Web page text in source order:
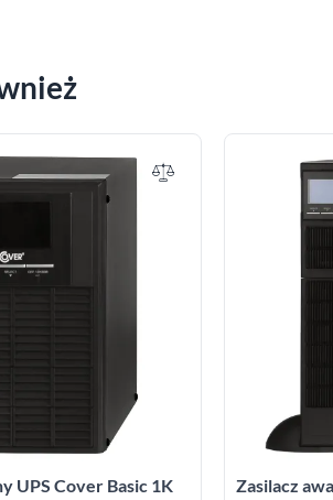
UPS Cover Basic 1K
Zasilacz